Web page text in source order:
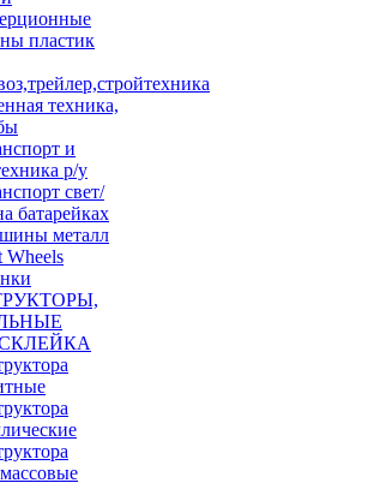
пластик
техника,
и
р/у
свет/
батарейках
металл
Wheels